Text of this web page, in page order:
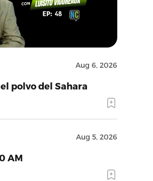
Aug 6, 2026
polvo del Sahara
Aug 5, 2026
AM